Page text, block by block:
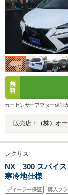
無
料
カーセンサーアフター保証
販売店： （株）オ
レクサス
NX 300 スパイ
寒冷地仕様
ディーラー保証 購入プ